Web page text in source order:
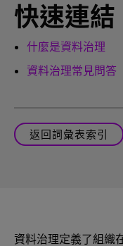
快速連結
什麼是資料治理
資料治理常見問答
返回詞彙表索引
資料治理定義了組織